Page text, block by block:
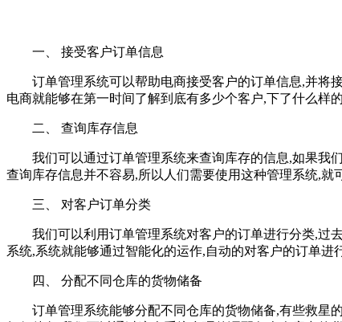
一、 接受客户订单信息
订单管理系统可以帮助电商接受客户的订单信息,并将接
电商就能够在第一时间了解到底有多少个客户,下了什么样的
二、 查询库存信息
我们可以通过订单管理系统来查询库存的信息,如果我们
查询库存信息并不容易,所以人们需要使用这种管理系统,就
三、 对客户订单分类
我们可以利用订单管理系统对客户的订单进行分类,过去
系统,系统就能够通过智能化的运作,自动的对客户的订单进
四、 分配不同仓库的货物储备
订单管理系统能够分配不同仓库的货物储备,有些救星的